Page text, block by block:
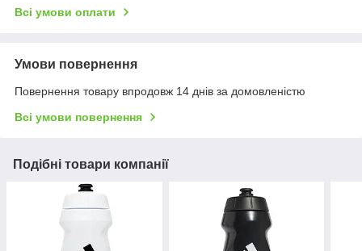
Всі умови оплати
Умови повернення
Повернення товару впродовж 14 днів за домовленістю
Всі умови повернення
Подібні товари компанії